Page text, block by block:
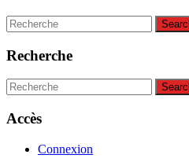
Search
for:
Recherche
Search
for:
Accès
Connexion